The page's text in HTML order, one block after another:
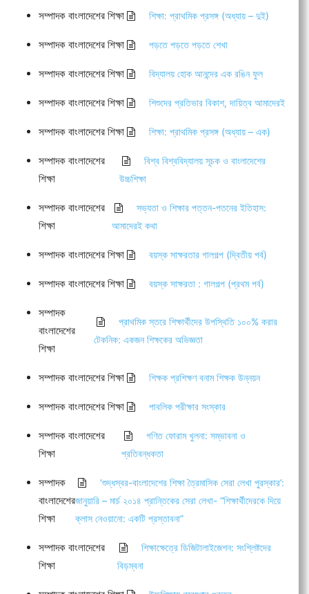
সম্পাদক বাংলাদেশের শিক্ষা শিক্ষা: প্রাথমিক প্রসঙ্গ (অধ্যায় – দুই)
সম্পাদক বাংলাদেশের শিক্ষা পড়তে পড়তে পড়তে শেখা
সম্পাদক বাংলাদেশের শিক্ষা বিদ্যালয় হোক আনন্দের এক রঙিন ফুল
সম্পাদক বাংলাদেশের শিক্ষা শিশুদের প্রতিভার বিকাশ, দায়িত্ব আমাদেরই
সম্পাদক বাংলাদেশের শিক্ষা শিক্ষা: প্রাথমিক প্রসঙ্গ (অধ্যায় – এক)
সম্পাদক বাংলাদেশের
শিক্ষা
বিশ্ব বিশ্ববিদ্যালয় সূচক ও বাংলাদেশের
উচ্চশিক্ষা
সম্পাদক বাংলাদেশের
শিক্ষা
সভ্যতা ও শিক্ষার পত্তন-পতনের ইতিহাস:
আমাদেরই কথা
সম্পাদক বাংলাদেশের শিক্ষা বয়স্ক সাক্ষরতার গালগল্প (দ্বিতীয় পর্ব)
সম্পাদক বাংলাদেশের শিক্ষা বয়স্ক সাক্ষরতা : গালগল্প (প্রথম পর্ব)
সম্পাদক
বাংলাদেশের
শিক্ষা
প্রাথমিক স্তরে শিক্ষার্থীদের উপস্থিতি ১০০% করার
টেকনিক: একজন শিক্ষকের অভিজ্ঞতা
সম্পাদক বাংলাদেশের শিক্ষা শিক্ষক প্রশিক্ষণ বনাম শিক্ষক উন্নয়ন
সম্পাদক বাংলাদেশের শিক্ষা পাবলিক পরীক্ষার সংস্কার
সম্পাদক বাংলাদেশের
শিক্ষা
গণিত ফোরাম খুলনা: সম্ভাবনা ও
প্রতিবন্ধকতা
সম্পাদক
বাংলাদেশের
শিক্ষা
‘শুদ্ধস্বর-বাংলাদেশের শিক্ষা ত্রৈমাসিক সেরা লেখা পুরস্কার’:
জানুয়ারি – মার্চ ২০১৪ প্রান্তিকের সেরা লেখা- “শিক্ষার্থীদেরকে দিয়ে
ক্লাস নেওয়ানো: একটি প্রস্তাবনা”
সম্পাদক বাংলাদেশের
শিক্ষা
শিক্ষাক্ষেত্রে ডিজিটালাইজেশন: সংশ্লিষ্টদের
বিড়ম্বনা